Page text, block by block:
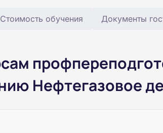
Стоимость обучения Документы
Нефтегазовое